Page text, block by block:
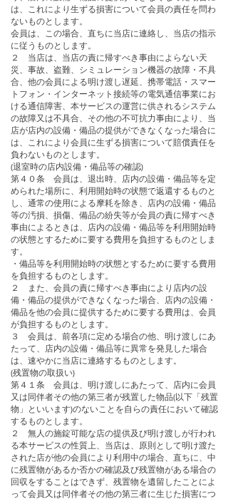
は、これにより生ずる損害について会員の責任を問わ
ないものとします。
会員は、この場合、直ちに当店に連絡し、当店の指示
に従うものとします。
２ 当店は、当店の責に帰すべき事由によらない天
災、事故、盗難、シミュレーション機器の故障・不具
合、他の会員による明け渡し遅延、携帯電話・スマー
トフォン・インターネット接続等の電気通信事業にお
ける通信障害、本サービスの運営に供されるシステム
の故障又は不具合、その他の不可抗力事由により、当
店が店内の設備・備品の提供ができなくなった場合に
は、これにより会員に生ずる損害について賠償責任を
負わないものとします。
(退室時の店内設備・備品等の確認)
第４０条 会員は、退出時、店内の設備・備品等を定
められた場所に、利用開始時の状態で返還するものと
し、通常の使用による摩耗を除き、店内の設備・備品
等の汚損、損傷、備品の紛失等が会員の責に帰すべき
事由によるときは、店内の設備・備品等を利用開始時
の状態とするために要する費用を負担するものとしま
す。
・備品等を利用開始時の状態とするために要する費用
を負担するものとします。
２ また、会員の責に帰すべき事由により店内の設
備・備品の提供ができなくなった場合、店内の設備・
備品を他の会員に提供するために要する費用は、会員
が負担するものとします。
３ 会員は、前各項に定める場合の他、明け渡しにあ
たって、店内の設備・備品等に異常を発見した場合
は、速やかに当店に連絡するものとします。
(残置物の取扱い)
第４１条 会員は、明け渡しにあたって、店内に会員
又は同伴者その他の第三者が残置した物品(以下「残置
物」といいます)のないことを自らの責任において確認
するものとします。
２ 無人の施錠可能な店の提供及び明け渡しが行われ
る本サービスの性質上、当店は、原則として明け渡た
された店が他の会員により利用中の場合、直ちに、中
に残置物があるか否かの確認及び残置物がある場合の
回収をすることはできず、残置物を遺留したことによ
って会員又は同伴者その他の第三者に生じた損害につ